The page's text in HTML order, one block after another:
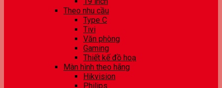
Theo nhu cầu
Type C
Tivi
Văn phòng
Gaming
Thiết kế đồ hoạ
Màn hình theo hãng
Hikvision
Philips